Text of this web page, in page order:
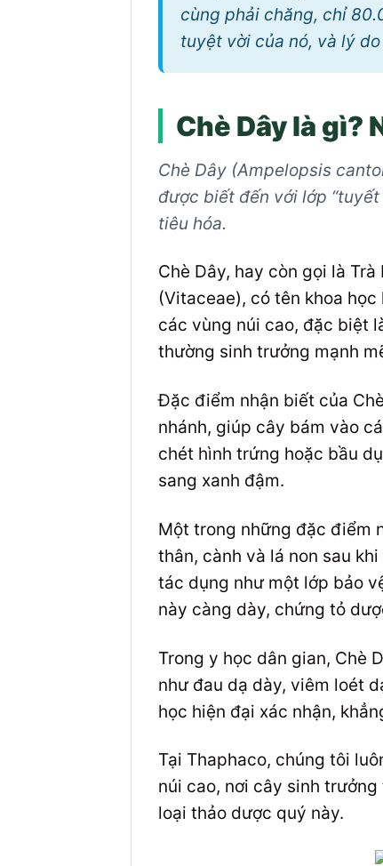
cùng phải chăng, chỉ
tuyệt vời của nó, và lý
Chè Dây là gì?
Chè Dây (Ampelopsis
được biết đến với lớp
tiêu hóa.
Chè Dây, hay còn gọi là
(Vitaceae), có tên khoa
các vùng núi cao, đặc biệt
thường sinh trưởng mạnh
Đặc điểm nhận biết của
nhánh, giúp cây bám vào
chét hình trứng hoặc bầu
sang xanh đậm.
Một trong những đặc điểm
thân, cành và lá non sau
tác dụng như một lớp bảo
này càng dày, chứng tỏ
Trong y học dân gian, Chè
như đau dạ dày, viêm loét
học hiện đại xác nhận,
Tại Thaphaco, chúng tôi
núi cao, nơi cây sinh
loại thảo dược quý này.